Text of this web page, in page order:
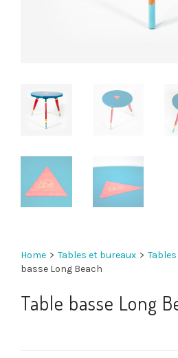
Home > Tables et bureaux >
basse Long Beach
Table basse Long